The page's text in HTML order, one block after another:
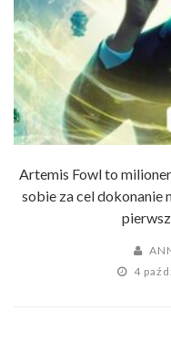
Artemis Fowl to
sobie za cel dokonanie
4